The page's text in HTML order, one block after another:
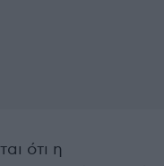
ότι η